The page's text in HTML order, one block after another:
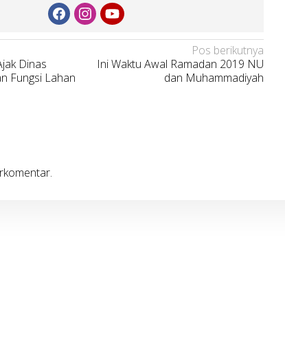
Dinas
Fungsi Lahan
Pos berikutnya
Ini Waktu Awal Ramadan 2019 NU
dan Muhammadiyah